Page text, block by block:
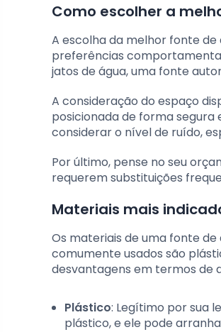
Como escolher a
A escolha da melhor fonte
preferências
jatos de água, uma fonte
A consideração do espaço
posicionada de forma
considerar o nível de ruído,
Por último, pense no seu
requerem substituições
Materiais mais
Os materiais de uma fonte
comumente usados são
desvantagens em termos de
Plástico: Legítimo por sua
plástico, e ele pode